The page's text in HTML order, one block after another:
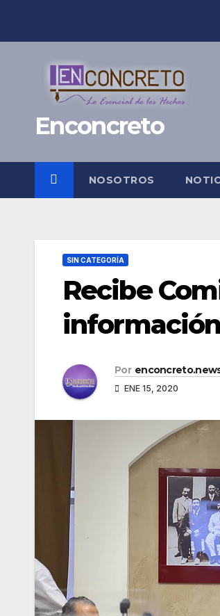
Enconcreto
NOSOTROS
SIN CATEGORÍA
Recibe
Por
ENE 15, 2020